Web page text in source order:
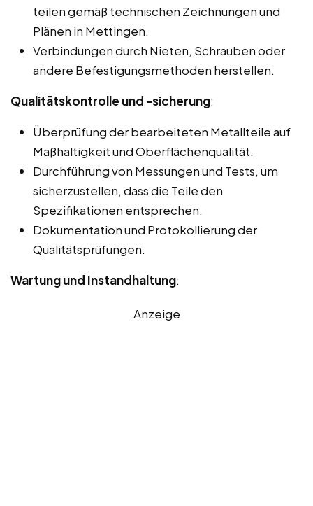
teilen gemäß technischen Zeichnungen und
Plänen in Mettingen.
Verbindungen durch Nieten, Schrauben oder
andere Befestigungsmethoden herstellen.
Qualitätskontrolle und -sicherung:
Überprüfung der bearbeiteten Metallteile auf
Maßhaltigkeit und Oberflächenqualität.
Durchführung von Messungen und Tests, um
sicherzustellen, dass die Teile den
Spezifikationen entsprechen.
Dokumentation und Protokollierung der
Qualitätsprüfungen.
Wartung und Instandhaltung:
Anzeige